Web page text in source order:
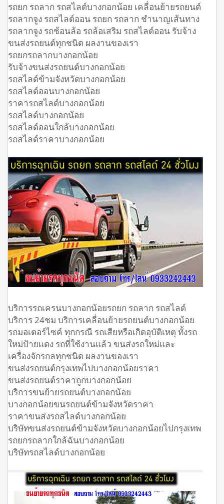
รถยก รถลาก รถสไลด์บางกอกน้อย เคลื่อนย้ายรถยนต์
รถลากจูง รถสไลด์ออน รถยก รถลาก ชำนาญเส้นทาง
รถลากจูง รถช้อนล้อ รถล้อเสริม รถสไลด์ออน รับจ้าง
ขนส่งรถยนต์ทุกชนิด ผลงานของเรา
รถยกรถลากบางกอกน้อย
รับจ้างขนส่งรถยนต์บางกอกน้อย
รถสไลด์ข้ามจังหวัดบางกอกน้อย
รถสไลด์ออนบางกอกน้อย
ราคารถสไลด์บางกอกน้อย
รถสไลด์บางกอกน้อย
รถสไลด์ออนใกล้บางกอกน้อย
รถสไลด์ราคาบางกอกน้อย
บริการรถเครนบางกอกน้อยรถยก รถลาก รถสไลด์
บริการ 24ชม บริการเคลื่อนย้ายรถยนต์บางกอกน้อย
รถมอเตอร์ไซค์ ทุกกรณี รถเสียหรือเกิดอุบัติเหตุ ทั้งรถ
ใหม่ป้ายแดง รถที่ใช้งานแล้ว ขนส่งรถใหม่และ
เครื่องจักรกลทุกชนิด ผลงานของเรา
ขนส่งรถยนต์กรุงเทพไปบางกอกน้อยราคา
ขนส่งรถยนต์ราคาถูกบางกอกน้อย
บริการขนย้ายรถยนต์บางกอกน้อย
บางกอกน้อยขนรถยนต์ข้ามจังหวัดราคา
ราคาขนส่งรถสไลด์บางกอกน้อย
บริษัทขนส่งรถยนต์ข้ามจังหวัดบางกอกน้อยไปกรุงเทพ
รถยกรถลากใกล้ฉันบางกอกน้อย
บริษัทรถสไลด์บางกอกน้อย